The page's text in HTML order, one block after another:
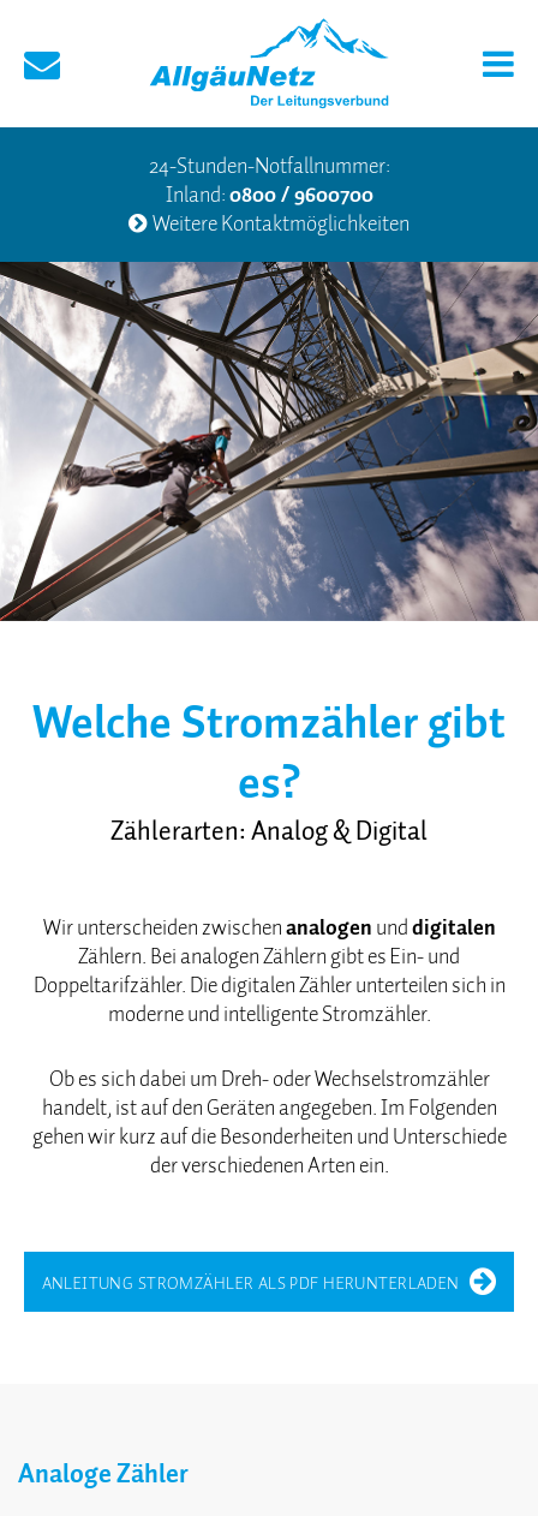
24-Stunden-Notfallnummer:
Inland:0800 / 9600700
Weitere Kontaktmöglichkeiten
Welche Stromzähler gibt
es?
Zählerarten: Analog & Digital
Wir unterscheiden zwischenanalogenunddigitalen
Zählern. Bei analogen Zählern gibt es Ein- und
Doppeltarifzähler. Die digitalen Zähler unterteilen sich in
moderne und intelligente Stromzähler.
Ob es sich dabei um Dreh- oder Wechselstromzähler
handelt, ist auf den Geräten angegeben. Im Folgenden
gehen wir kurz auf die Besonderheiten und Unterschiede
der verschiedenen Arten ein.
ANLEITUNG STROMZÄHLER ALS PDF HERUNTERLADEN
Analoge Zähler